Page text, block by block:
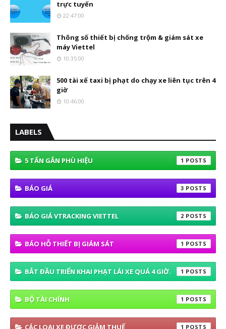
trực tuyến
22:47:00
Thông số thiết bị chống trộm & giám sát xe
máy Viettel
10:35:00
500 tài xế taxi bị phạt do chạy xe liên tục trên 4
giờ
10:46:00
LABELS
5 TẤN GẮN PHÙ HIỆU 1
BÁO GIÁ 3
BÁO GIÁ VTRACKING VIETTEL 2
BÁO HỖ THIẾT BỊ GIÁM SÁT 1
BẮT ĐẦU TRIỂN KHAI PHẠT LÁI XE QUÁ 4 GIỜ. 1
BỘ TÀI CHÍNH 1
1